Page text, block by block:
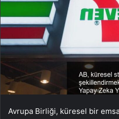
Avrupa Birliği, küresel bir